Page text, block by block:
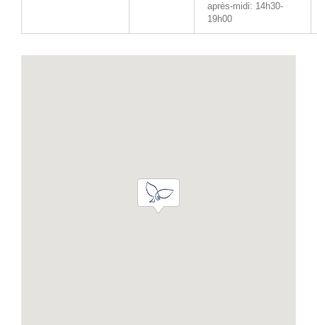
après-midi: 14h30-
19h00